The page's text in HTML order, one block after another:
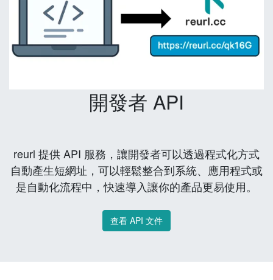
開發者 API
reurl 提供 API 服務，讓開發者可以透過程式化方式
自動產生短網址，可以輕鬆整合到系統、應用程式或
是自動化流程中，快速導入讓你的產品更易使用。
查看 API 文件